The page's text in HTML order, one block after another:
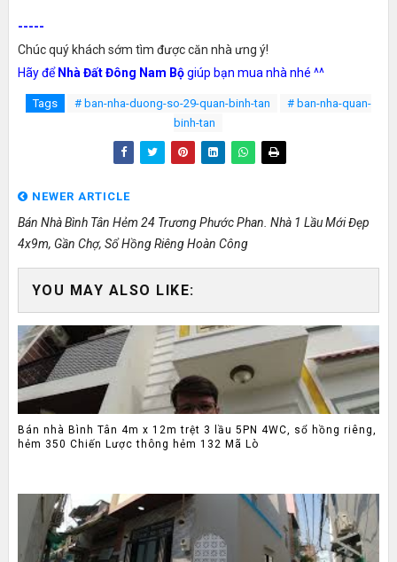
-----
Chúc quý khách sớm tìm được căn nhà ưng ý!
Hãy để Nhà Đất Đông Nam Bộgiúp bạn mua nhà nhé ^^
Tags # ban-nha-duong-so-29-quan-binh-tan
# ban-nha-quan-
binh-tan
NEWER ARTICLE
Bán Nhà Bình Tân Hẻm 24 Trương Phước Phan. Nhà 1 Lầu Mới Đẹp
4x9m, Gần Chợ, Sổ Hồng Riêng Hoàn Công
YOU MAY ALSO LIKE:
Bán nhà Bình Tân 4m x 12m trệt 3 lầu 5PN 4WC, sổ hồng riêng,
hẻm 350 Chiến Lược thông hẻm 132 Mã Lò